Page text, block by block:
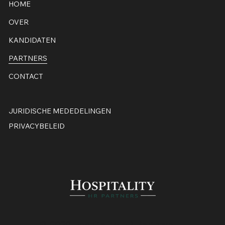
HOME
OVER
KANDIDATEN
PARTNERS
CONTACT
JURIDISCHE MEDEDELINGEN
PRIVACYBELEID